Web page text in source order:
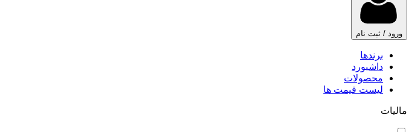
ورود / ثبت نام
برندها
داشبورد
محصولات
لیست قیمت ها
مالیات